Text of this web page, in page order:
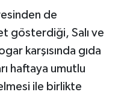
de
gösterdiği, Salı ve
karşısında gıda
haftaya umutlu
ile birlikte